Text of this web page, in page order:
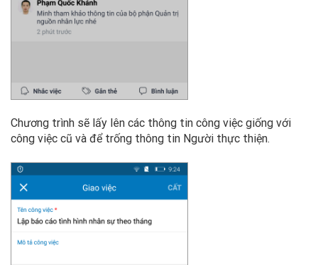
Chương trình sẽ lấy lên các thông tin công việc giống với
công việc cũ và để trống thông tin Người thực thiện.